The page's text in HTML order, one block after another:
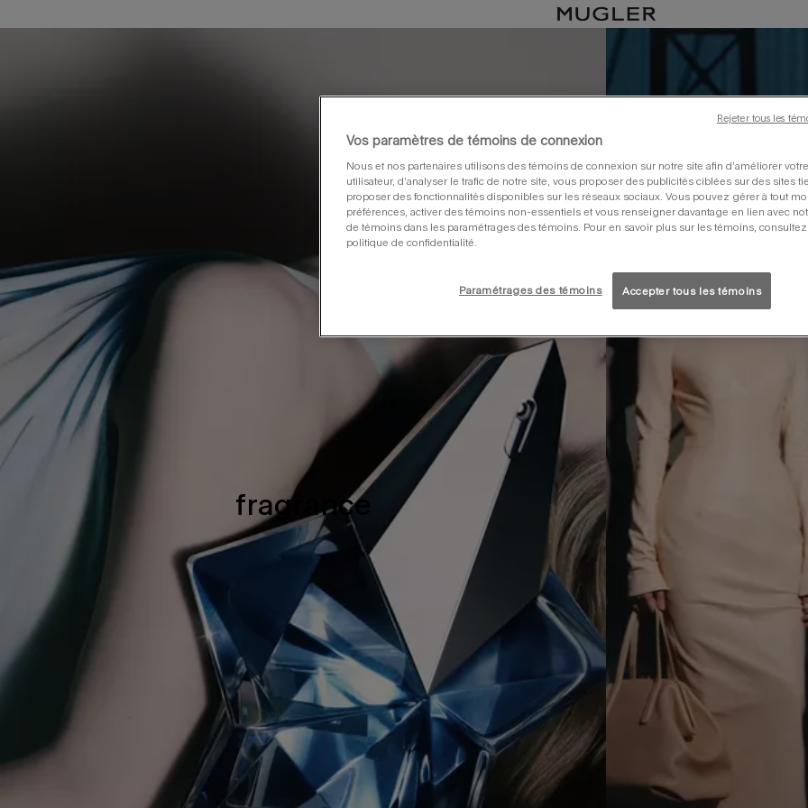
fragrance
Vos paramètres de témoins de connexion
Nous et nos partenaires utilisons des témoins de connexion sur notre site afin d’améliorer
utilisateur, d’analyser le trafic de notre site, vous proposer des publicités ciblées sur des sites
proposer des fonctionnalités disponibles sur les réseaux sociaux. Vous pouvez gérer à tout
préférences, activer des témoins non-essentiels et vous renseigner davantage en lien avec
de témoins dans les paramétrages des témoins. Pour en savoir plus sur les témoins,
politique de confidentialité.
Paramétrages des témoins Accepter tous les témoins
Rejeter tous les